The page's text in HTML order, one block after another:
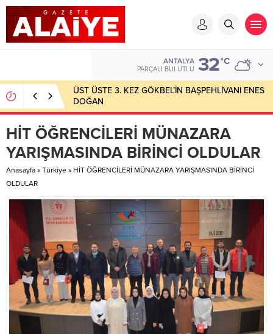
ANTALYA
PARÇALI BULUTLU 32°C
ÜST ÜSTE 3. KEZ GÖKBEL’İN BAŞPEHLİVANI ENES
DOĞAN
HİT ÖĞRENCİLERİ MÜNAZARA
YARIŞMASINDA BİRİNCİ OLDULAR
Anasayfa » Türkiye » HİT ÖĞRENCİLERİ MÜNAZARA YARIŞMASINDA BİRİNCİ
OLDULAR